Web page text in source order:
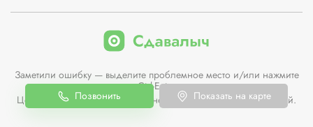
Позвонить Показать на карте
Заметили ошибку — выделите проблемное место и/или нажмите
Ctrl-Enter
Цены пунктов приема на сайте не являются публичной офертой.